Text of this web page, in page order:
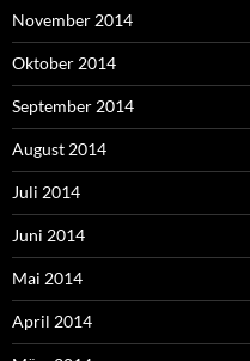
November 2014
Oktober 2014
September 2014
August 2014
Juli 2014
Juni 2014
Mai 2014
April 2014